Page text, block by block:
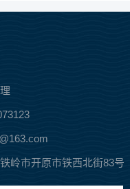
岭市开原市铁西北街83号